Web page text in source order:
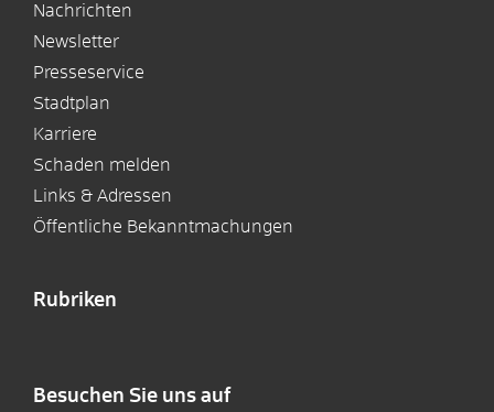
Nachrichten
Newsletter
Presseservice
Stadtplan
Karriere
Schaden melden
Links & Adressen
Öffentliche Bekanntmachungen
Rubriken
Besuchen Sie uns auf